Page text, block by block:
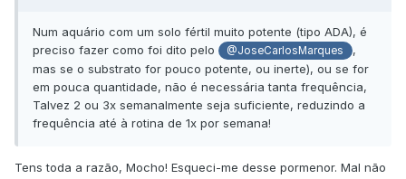
Num aquário com um solo fértil muito potente (tipo ADA), é
preciso fazer como foi dito pelo
@JoseCarlosMarques
,
mas se o substrato for pouco potente, ou inerte), ou se for
em pouca quantidade, não é necessária tanta frequência,
Talvez 2 ou 3x semanalmente seja suficiente, reduzindo a
frequência até à rotina de 1x por semana!
Tens toda a razão, Mocho! Esqueci-me desse pormenor. Mal não